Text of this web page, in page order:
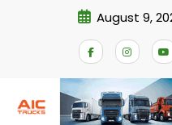
August 9,